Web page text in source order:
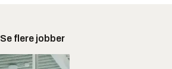
Se flere jobber